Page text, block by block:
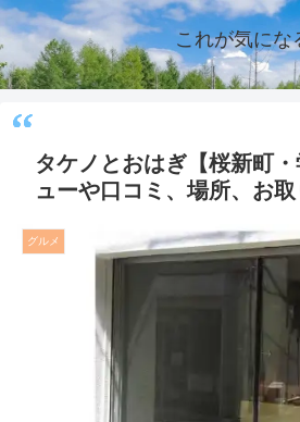
これが気にな
タケノとおはぎ【桜新町
ューや口コミ、場所、お
グルメ